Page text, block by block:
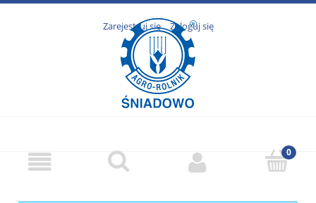
Zarejestruj się Zaloguj się